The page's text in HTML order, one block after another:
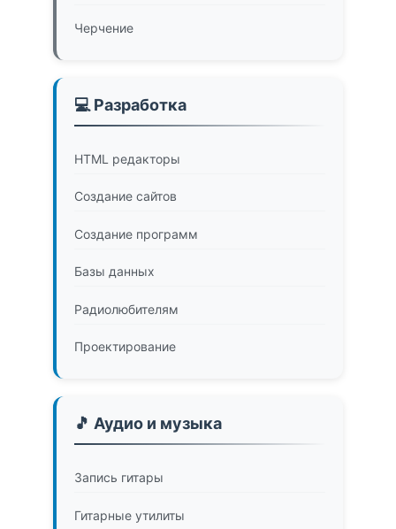
Черчение
💻 Разработка
HTML редакторы
Создание сайтов
Создание программ
Базы данных
Радиолюбителям
Проектирование
🎵 Аудио и музыка
Запись гитары
Гитарные утилиты